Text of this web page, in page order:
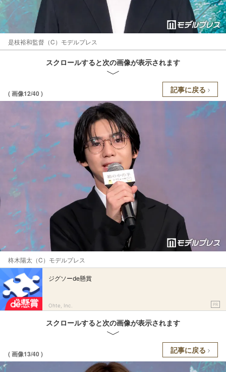
是枝裕和監督（C）モデルプレス
スクロールすると次の画像が表示されます
( 画像12/40 ) 記事に戻る
柊木陽太（C）モデルプレス
ジグソーde懸賞
Ohte, Inc. PR
スクロールすると次の画像が表示されます
( 画像13/40 ) 記事に戻る